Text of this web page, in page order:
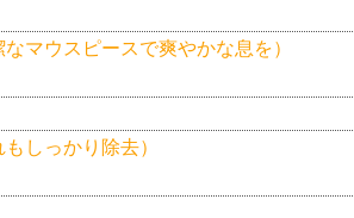
マウスピースで爽やかな息を）
しっかり除去）